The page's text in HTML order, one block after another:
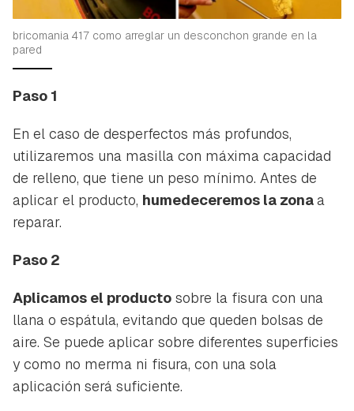
Guardar como favorito
Para poder guardar como favorito, primero has de
iniciar sesión con tu cuenta de Hogarmanía.
bricomania 417 como arreglar un desconchon grande en la
pared
Paso 1
En el caso de desperfectos más profundos,
utilizaremos una masilla con máxima capacidad
de relleno, que tiene un peso mínimo. Antes de
aplicar el producto, humedeceremos la zonaa
reparar.
Paso 2
Aplicamos el producto sobre la fisura con una
llana o espátula, evitando que queden bolsas de
aire. Se puede aplicar sobre diferentes superficies
y como no merma ni fisura, con una sola
aplicación será suficiente.
Contenido enviado
Gracias por suscribirte a nuestro boletín.